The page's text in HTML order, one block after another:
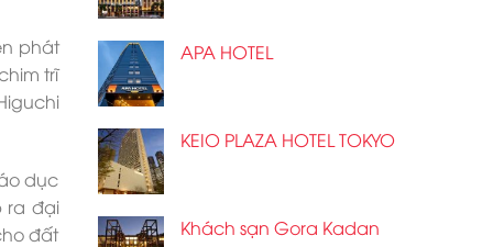
phát
trĩ
dục
ra đại
đất
APA HOTEL
KEIO PLAZA HOTEL TOKYO
Khách sạn Gora Kadan